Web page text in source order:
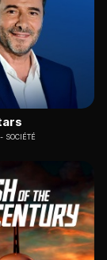
SOCIÉTÉ